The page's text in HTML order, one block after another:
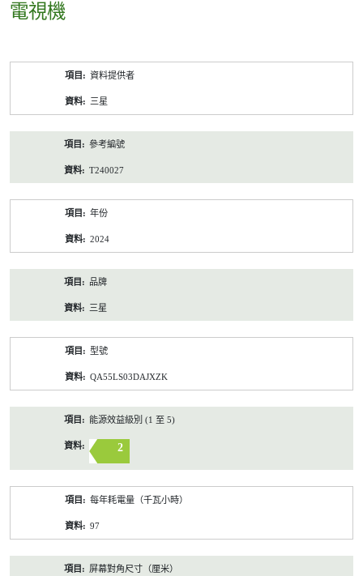
電視機
資料提供者
三星
參考編號
T240027
年份
2024
品牌
三星
型號
QA55LS03DAJXZK
能源效益級別 (1 至 5)
2
每年耗電量（千瓦小時）
97
屏幕對角尺寸（厘米）